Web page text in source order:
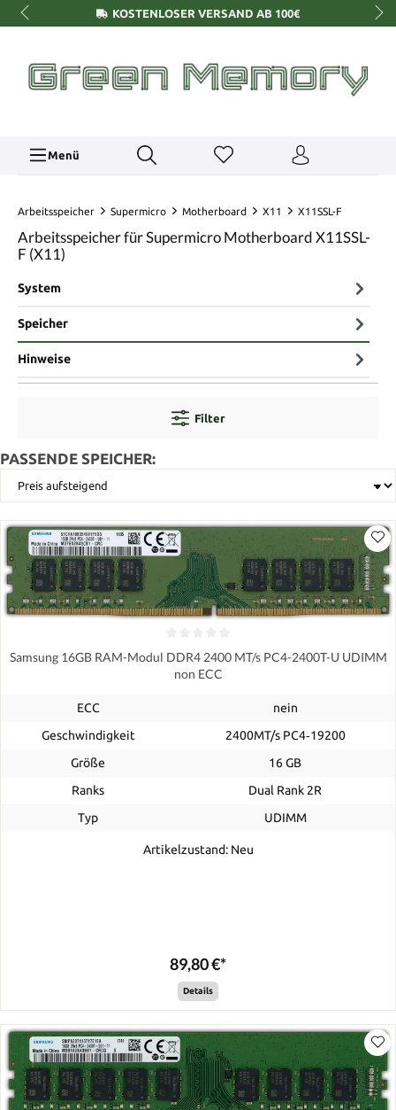
KOSTENLOSER VERSAND AB 100€
Menü
Arbeitsspeicher Supermicro Motherboard X11 X11SSL-F
Arbeitsspeicher für Supermicro Motherboard X11SSL-
F (X11)
System
Speicher
Hinweise
Filter
PASSENDE SPEICHER:
Samsung 16GB RAM-Modul DDR4 2400 MT/s PC4-2400T-U UDIMM
non ECC
ECC
nein
Geschwindigkeit
2400MT/s PC4‑19200
Größe
16 GB
Ranks
Dual Rank 2R
Typ
UDIMM
Artikelzustand: Neu
89,80 €*
Details